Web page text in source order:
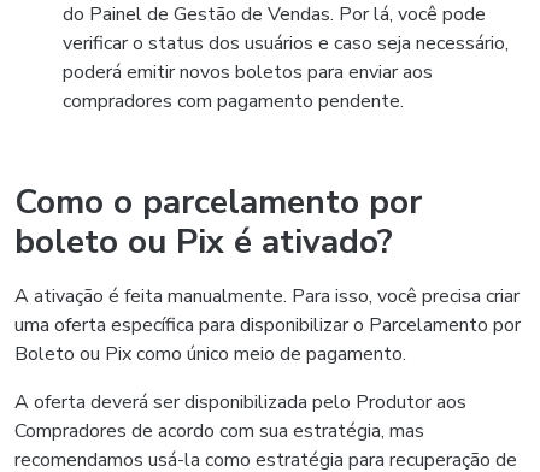
do Painel de Gestão de Vendas. Por lá, você pode
verificar o status dos usuários e caso seja necessário,
poderá emitir novos boletos para enviar aos
compradores com pagamento pendente.
Como o parcelamento por
boleto ou Pix é ativado?
A ativação é feita manualmente. Para isso, você precisa criar
uma oferta específica para disponibilizar o Parcelamento por
Boleto ou Pix como único meio de pagamento.
A oferta deverá ser disponibilizada pelo Produtor aos
Compradores de acordo com sua estratégia, mas
recomendamos usá-la como estratégia para recuperação de